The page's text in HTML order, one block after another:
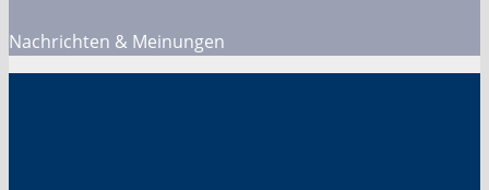
Nachrichten & Meinungen